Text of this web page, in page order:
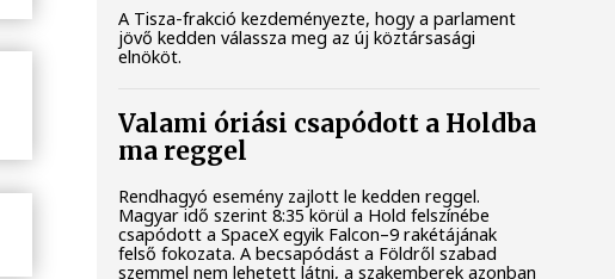
A Tisza-frakció kezdeményezte, hogy a parlament
jövő kedden válassza meg az új köztársasági
elnököt.
Valami óriási csapódott a Holdba
ma reggel
Rendhagyó esemény zajlott le kedden reggel.
Magyar idő szerint 8:35 körül a Hold felszínébe
csapódott a SpaceX egyik Falcon–9 rakétájának
felső fokozata. A becsapódást a Földről szabad
szemmel nem lehetett látni, a szakemberek azonban